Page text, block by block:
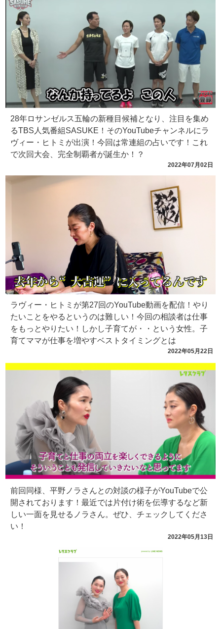
2022年07月02日
28年ロサンゼルス五輪の新種目候補となり、注目を集め
るTBS人気番組SASUKE！そのYouTubeチャンネルにラ
ヴィー・ヒトミが出演！今回は常連組の占いです！これ
で次回大会、完全制覇者が誕生か！？
2022年05月22日
ラヴィー・ヒトミが第27回のYouTube動画を配信！やり
たいことをやるというのは難しい！今回の相談者は仕事
をもっとやりたい！しかし子育てが・・という女性。子
育てママが仕事を増やすベストタイミングとは
2022年05月13日
前回同様、平野ノラさんとの対談の様子がYouTubeで公
開されております！最近では片付け術を伝導するなど新
しい一面を見せるノラさん。ぜひ、チェックしてくださ
い！